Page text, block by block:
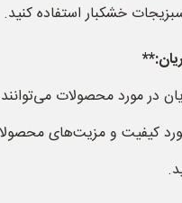
خشکبار استفاده کنید.
در مورد محصولات
کیفیت و مزیت‌های